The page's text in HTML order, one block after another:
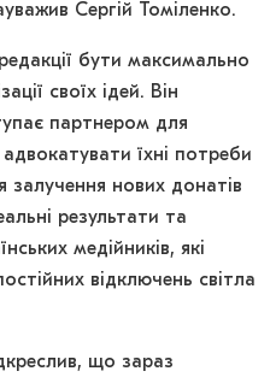
Сергій Томіленко.
бути максимально
своїх ідей. Він
партнером для
їхні потреби
залучення нових донатів
результати та
медійників, які
відключень світла
що зараз